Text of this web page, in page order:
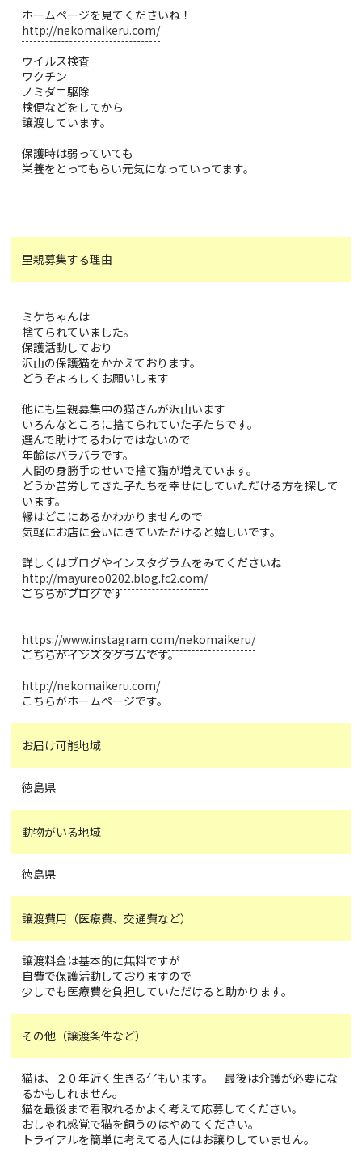
ホームページを見てくださいね！
http://nekomaikeru.com/
ウイルス検査
ワクチン
ノミダニ駆除
検便などをしてから
譲渡しています。
保護時は弱っていても
栄養をとってもらい元気になっていってます。
里親募集する理由
ミケちゃんは
捨てられていました。
保護活動しており
沢山の保護猫をかかえております。
どうぞよろしくお願いします
他にも里親募集中の猫さんが沢山います
いろんなところに捨てられていた子たちです。
選んで助けてるわけではないので
年齢はバラバラです。
人間の身勝手のせいで捨て猫が増えています。
どうか苦労してきた子たちを幸せにしていただける方を探して
います。
縁はどこにあるかわかりませんので
気軽にお店に会いにきていただけると嬉しいです。
詳しくはブログやインスタグラムをみてくださいね
http://mayureo0202.blog.fc2.com/
こちらがブログです
https://www.instagram.com/nekomaikeru/
こちらがインスタグラムです。
http://nekomaikeru.com/
こちらがホームページです。
お届け可能地域
徳島県
動物がいる地域
徳島県
譲渡費用（医療費、交通費など）
譲渡料金は基本的に無料ですが
自費で保護活動しておりますので
少しでも医療費を負担していただけると助かります。
その他（譲渡条件など）
猫は、２０年近く生きる仔もいます。 最後は介護が必要にな
るかもしれません。
猫を最後まで看取れるかよく考えて応募してください。
おしゃれ感覚で猫を飼うのはやめてください。
トライアルを簡単に考えてる人にはお譲りしていません。